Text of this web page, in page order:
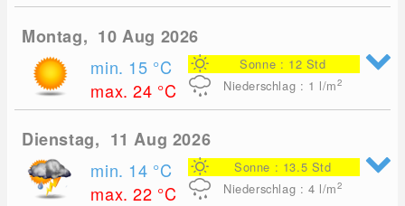
Montag, 10 Aug 2026
min. 15 °C
max. 24 °C
Sonne : 12 Std
Niederschlag : 1 l/m2
Dienstag, 11 Aug 2026
min. 14 °C
max. 22 °C
Sonne : 13.5 Std
Niederschlag : 4 l/m2